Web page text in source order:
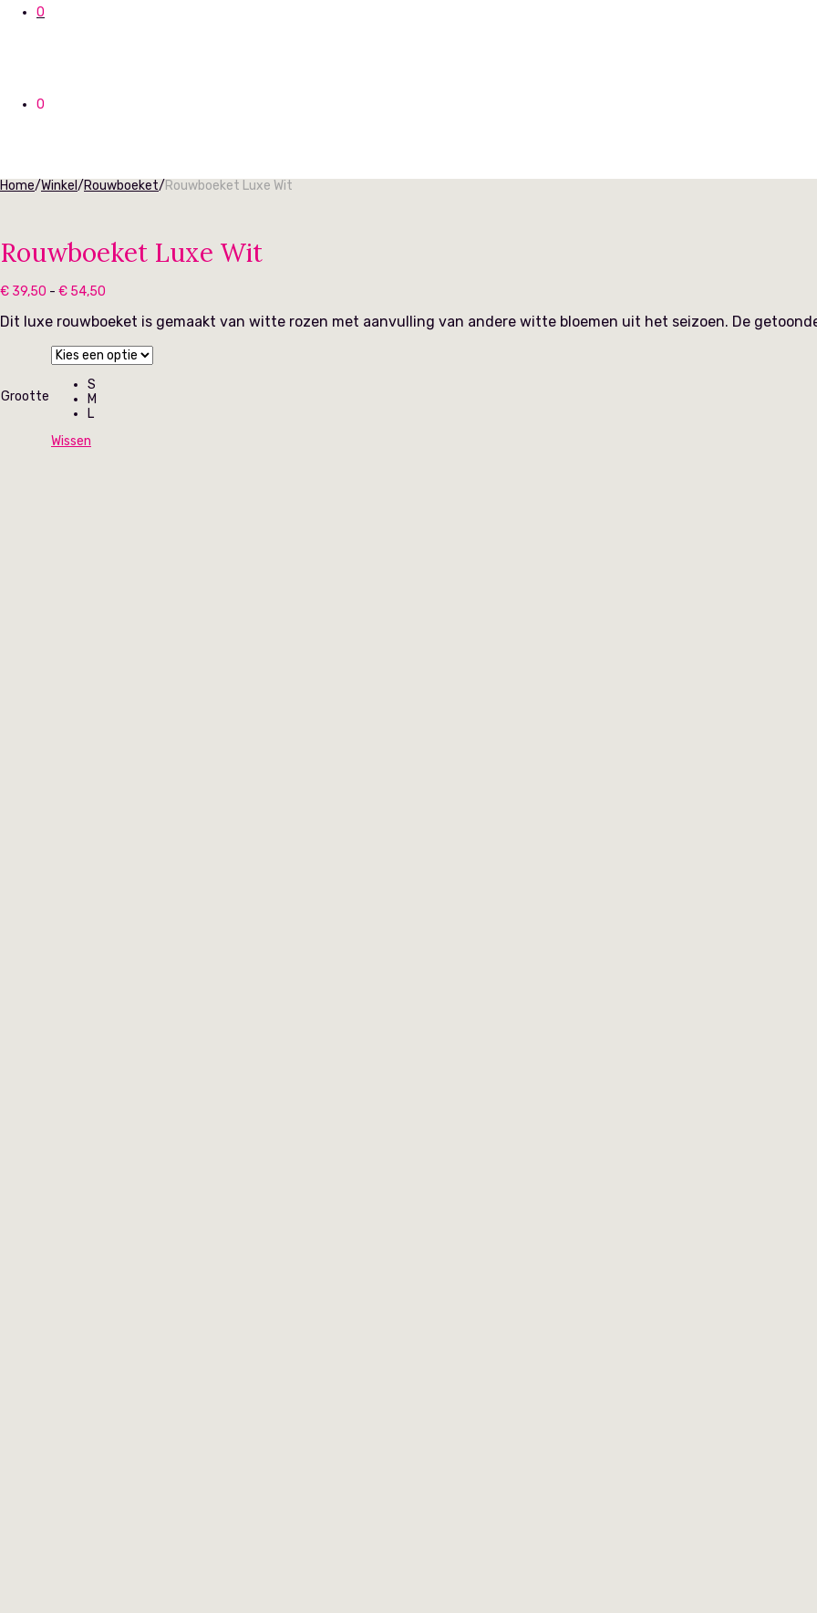
0
0
Home/Winkel /Rouwboeket/Rouwboeket Luxe Wit
Rouwboeket Luxe Wit
€ 39,50 - € 54,50
tot
Dit luxe rouwboeket is gemaakt van witte rozen met aanvulling van andere witte bloemen uit het seizoen. De
Grootte
S
M
L
Wissen